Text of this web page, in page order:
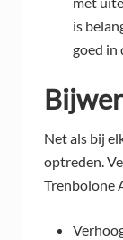
is
goed in
Net als bij
optreden.
Trenbolone